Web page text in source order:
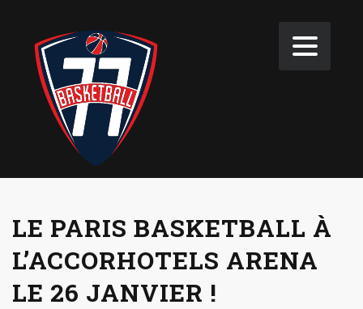
LE PARIS BASKETBALL À
L’ACCORHOTELS ARENA
LE 26 JANVIER !